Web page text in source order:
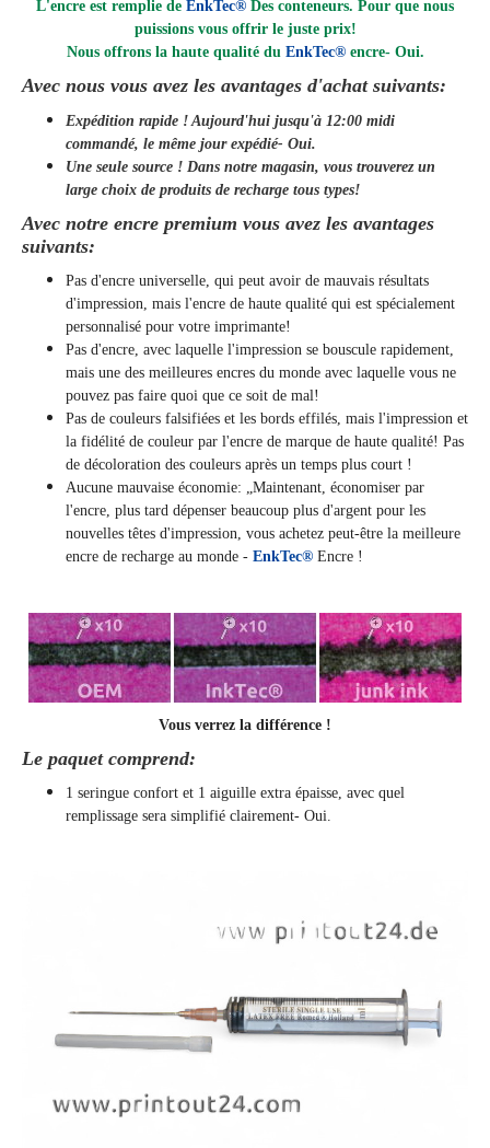
L'encre est remplie de EnkTec® Des conteneurs. Pour que nous
puissions vous offrir le juste prix!
Nous offrons la haute qualité du EnkTec®encre- Oui.
Avec nous vous avez les avantages d'achat suivants:
Expédition rapide ! Aujourd'hui jusqu'à 12:00 midi
commandé, le même jourexpédié- Oui.
Une seule source ! Dans notre magasin, vous trouverez un
large choix de produits de recharge tous types!
Avec notre encre premium vous avez les avantages
suivants:
Pas d'encre universelle, qui peut avoir de mauvais résultats
d'impression, mais l'encre de haute qualité qui est spécialement
personnalisé pour votre imprimante!
Pas d'encre, avec laquelle l'impression se bouscule rapidement,
mais une des meilleures encres du monde avec laquelle vous ne
pouvez pas faire quoi que ce soit de mal!
Pas de couleurs falsifiées et les bords effilés, mais l'impression et
la fidélité de couleur par l'encre de marque de haute qualité! Pas
de décoloration des couleurs après un temps plus court !
Aucune mauvaise économie: „Maintenant, économiser par
l'encre, plus tard dépenser beaucoup plus d'argent pour les
nouvelles têtes d'impression, vous achetez peut-être la meilleure
encre de recharge au monde - EnkTec® Encre !
Vous verrez la différence !
Le paquet comprend:
1 seringue confort et 1 aiguille extra épaisse, avec quel
remplissage sera simplifié clairement- Oui.